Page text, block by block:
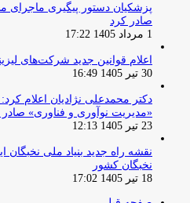
صادر کرد
1 مرداد 1405 17:22
اعلام قوانین جدید شرکت‌های
30 تیر 1405 16:49
دکتر محمدعلی نژادیان اعلام
«مدیریت نوآوری و فناوری»
23 تیر 1405 12:13
نقشه راه جدید بنیاد ملی
نخبگان کشور
18 تیر 1405 17:02